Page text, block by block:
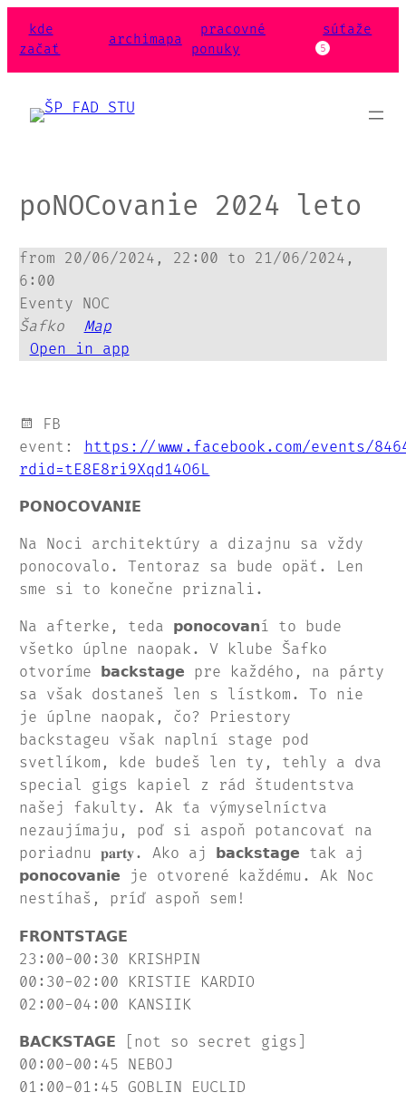
kde
začať
archimapa
pracovné
ponuky
súťaže
5
poNOCovanie 2024 leto
from 20/06/2024 , 22:00 to 21/06/2024 ,
6:00
Eventy NOC
Šafko
Map
Open in app
FB
event:
https://www.facebook.com/events/
rdid=tE8E8ri9Xqd14O6L
𝗣𝗢𝗡𝗢𝗖𝗢𝗩𝗔𝗡𝗜𝗘
Na Noci architektúry a dizajnu sa vždy
ponocovalo. Tentoraz sa bude opäť. Len
sme si to konečne priznali.
Na afterke, teda 𝗽𝗼𝗻𝗼𝗰𝗼𝘃𝗮𝗻í to bude
všetko úplne naopak. V klube Šafko
otvoríme 𝗯𝗮𝗰𝗸𝘀𝘁𝗮𝗴𝗲 pre každého, na párty
sa však dostaneš len s lístkom. To nie
je úplne naopak, čo? Priestory
backstageu však naplní stage pod
svetlíkom, kde budeš len ty, tehly a dva
special gigs kapiel z rád študentstva
našej fakulty. Ak ťa výmyselníctva
nezaujímaju, poď si aspoň potancovať na
poriadnu 𝐩𝐚𝐫𝐭𝐲. Ako aj 𝗯𝗮𝗰𝗸𝘀𝘁𝗮𝗴𝗲 tak aj
𝗽𝗼𝗻𝗼𝗰𝗼𝘃𝗮𝗻𝗶𝗲 je otvorené každému. Ak Noc
nestíhaš, príď aspoň sem!
𝗙𝗥𝗢𝗡𝗧𝗦𝗧𝗔𝗚𝗘
23:00-00:30 KRISHPIN
00:30-02:00 KRISTIE KARDIO
02:00-04:00 KANSIIK
𝗕𝗔𝗖𝗞𝗦𝗧𝗔𝗚𝗘 [not so secret gigs]
00:00-00:45 NEBOJ
01:00-01:45 GOBLIN EUCLID